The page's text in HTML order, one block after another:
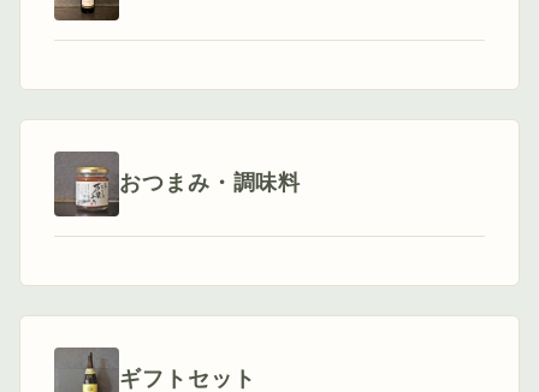
おつまみ・調味料
ギフトセット